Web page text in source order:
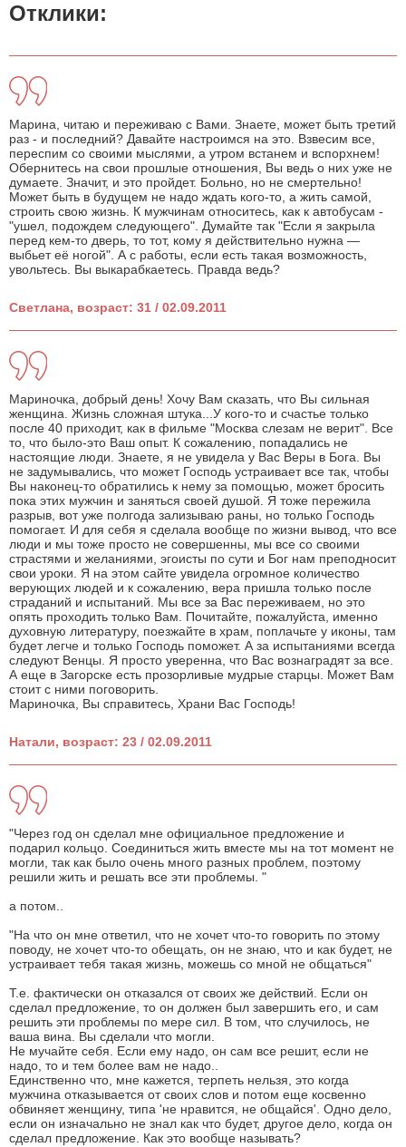
Отклики:
Марина, читаю и переживаю с Вами. Знаете, может быть третий
раз - и последний? Давайте настроимся на это. Взвесим все,
переспим со своими мыслями, а утром встанем и вспорхнем!
Обернитесь на свои прошлые отношения, Вы ведь о них уже не
думаете. Значит, и это пройдет. Больно, но не смертельно!
Может быть в будущем не надо ждать кого-то, а жить самой,
строить свою жизнь. К мужчинам относитесь, как к автобусам -
"ушел, подождем следующего". Думайте так "Если я закрыла
перед кем-то дверь, то тот, кому я действительно нужна —
выбьет её ногой". А с работы, если есть такая возможность,
увольтесь. Вы выкарабкаетесь. Правда ведь?
Светлана, возраст: 31 / 02.09.2011
Мариночка, добрый день! Хочу Вам сказать, что Вы сильная
женщина. Жизнь сложная штука...У кого-то и счастье только
после 40 приходит, как в фильме "Москва слезам не верит". Все
то, что было-это Ваш опыт. К сожалению, попадались не
настоящие люди. Знаете, я не увидела у Вас Веры в Бога. Вы
не задумывались, что может Господь устраивает все так, чтобы
Вы наконец-то обратились к нему за помощью, может бросить
пока этих мужчин и заняться своей душой. Я тоже пережила
разрыв, вот уже полгода зализываю раны, но только Господь
помогает. И для себя я сделала вообще по жизни вывод, что все
люди и мы тоже просто не совершенны, мы все со своими
страстями и желаниями, эгоисты по сути и Бог нам преподносит
свои уроки. Я на этом сайте увидела огромное количество
верующих людей и к сожалению, вера пришла только после
страданий и испытаний. Мы все за Вас переживаем, но это
опять проходить только Вам. Почитайте, пожалуйста, именно
духовную литературу, поезжайте в храм, поплачьте у иконы, там
будет легче и только Господь поможет. А за испытаниями всегда
следуют Венцы. Я просто уверенна, что Вас вознаградят за все.
А еще в Загорске есть прозорливые мудрые старцы. Может Вам
стоит с ними поговорить.
Мариночка, Вы справитесь, Храни Вас Господь!
Натали, возраст: 23 / 02.09.2011
"Через год он сделал мне официальное предложение и
подарил кольцо. Соединиться жить вместе мы на тот момент не
могли, так как было очень много разных проблем, поэтому
решили жить и решать все эти проблемы. "
а потом..
"На что он мне ответил, что не хочет что-то говорить по этому
поводу, не хочет что-то обещать, он не знаю, что и как будет, не
устраивает тебя такая жизнь, можешь со мной не общаться"
Т.е. фактически он отказался от своих же действий. Если он
сделал предложение, то он должен был завершить его, и сам
решить эти проблемы по мере сил. В том, что случилось, не
ваша вина. Вы сделали что могли.
Не мучайте себя. Если ему надо, он сам все решит, если не
надо, то и тем более вам не надо..
Единственно что, мне кажется, терпеть нельзя, это когда
мужчина отказывается от своих слов и потом еще косвенно
обвиняет женщину, типа 'не нравится, не общайся'. Одно дело,
если он изначально не знал как что будет, другое дело, когда он
сделал предложение. Как это вообще называть?